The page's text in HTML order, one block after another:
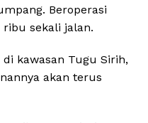
Beroperasi
sekali jalan.
kawasan Tugu Sirih,
akan terus